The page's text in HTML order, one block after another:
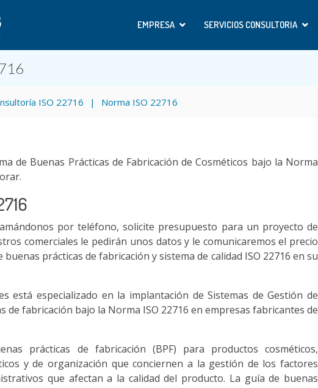
EMPRESA SERVICIOS CONSULTORIA
ISO 22716 Norma ISO 22716
de Buenas Prácticas de Fabricación de Cosméticos bajo la Norma
por teléfono, solicite presupuesto para un proyecto de
comerciales le pedirán unos datos y le comunicaremos el precio
prácticas de fabricación y sistema de calidad ISO 22716 en su
está especializado en la implantación de Sistemas de Gestión de
de fabricación bajo la Norma ISO 22716 en empresas fabricantes de
prácticas de fabricación (BPF) para productos cosméticos,
y de organización que conciernen a la gestión de los factores
que afectan a la calidad del producto. La guía de buenas